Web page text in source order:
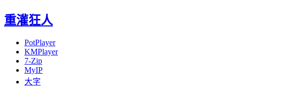
重灌狂人
PotPlayer
KMPlayer
7-Zip
MyIP
大字